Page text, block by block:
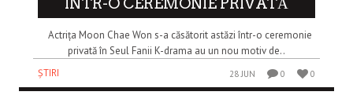
Actrița Moon Chae Won s-a căsătorit astăzi într-o ceremonie
privată în Seul Fanii K-drama au un nou motiv de..
ȘTIRI
28 JUN 0 0